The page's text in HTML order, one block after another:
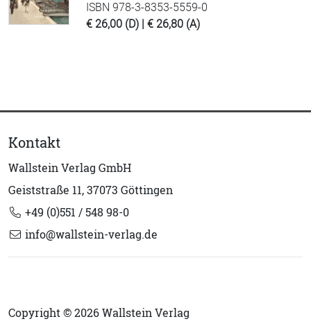
ISBN 978-3-8353-5559-0
€ 26,00 (D) | € 26,80 (A)
Kontakt
Wallstein Verlag GmbH
Geiststraße 11, 37073 Göttingen
+49 (0)551 / 548 98-0
info@wallstein-verlag.de
Copyright © 2026 Wallstein Verlag